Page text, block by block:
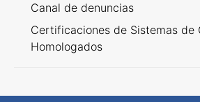
Canal de denuncias
Certificaciones de Sistemas de
Homologados